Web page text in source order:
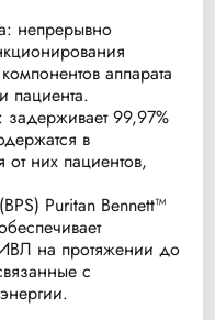
непрерывно
аппарата
пациента.
99,97%
в
них пациентов,
Puritan Bennett™
на протяжении до
с